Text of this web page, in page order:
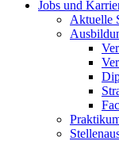
Jobs und
Aktuelle